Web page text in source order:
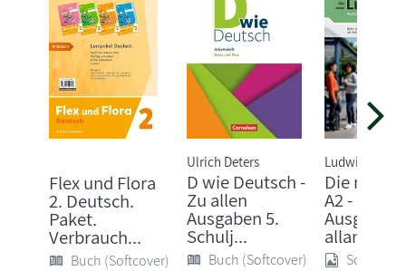
Flex und Flora
2. Deutsch.
Paket.
Verbrauch...
Buch (Softcover)
Ulrich Deters
D wie Deutsch -
Zu allen
Ausgaben 5.
Schulj...
Buch (Softcover)
Ludwig
Die neue
A2 -
Ausgabe
allango
Sonstige